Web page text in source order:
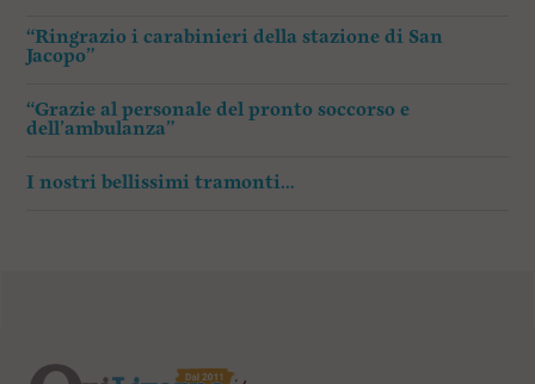
“Ringrazio i carabinieri della stazione di San
Jacopo”
“Grazie al personale del pronto soccorso e
dell’ambulanza”
I nostri bellissimi tramonti…